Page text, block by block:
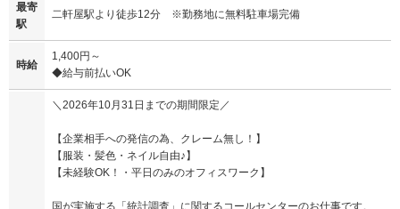
最寄
駅
二軒屋駅より徒歩12分 ※勤務地に無料駐車場完備
時給
1,400円～
◆給与前払いOK
＼2026年10月31日までの期間限定／
【企業相手への発信の為、クレーム無し！】
【服装・髪色・ネイル自由♪】
【未経験OK！・平日のみのオフィスワーク】